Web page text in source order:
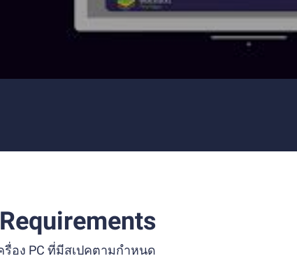
รื่อง PC ที่มีสเปคตามกำหนด